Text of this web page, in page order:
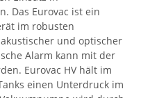
Das Eurovac ist ein
im robusten
und optischer
Alarm kann mit der
Eurovac HV hält im
einen Unterdruck im